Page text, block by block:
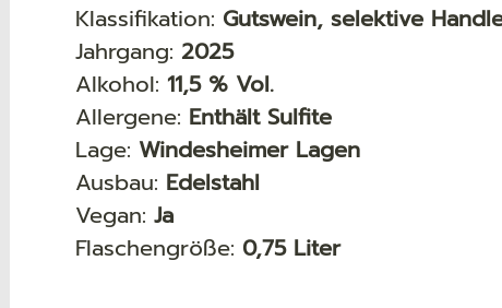
Klassifikation: Gutswein, selektive
Jahrgang: 2025
Alkohol: 11,5 % Vol.
Allergene: Enthält Sulfite
Lage: Windesheimer Lagen
Ausbau: Edelstahl
Vegan:Ja
Flaschengröße: 0,75 Liter